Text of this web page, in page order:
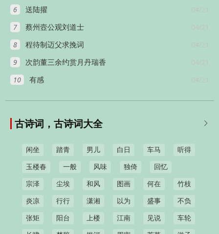
6 04/21
送陆擢
7 04/21
蔡州壼公观刘道士
8 04/21
程待制迈父求挽词
9 04/21
次韵董三余约赏月丹瑞香
10 04/21
有感

古诗词，古诗词大全
闲坐 踏青 男儿 白日 车马 听得
玉楼春 一般 风味 独倚 回忆
宗泽 尘埃 和风 图画 何在 竹枝
炎凉 行行 潇湘 以为 盛事 不负
张矩 阳台 上楼 江南 见说 车轮